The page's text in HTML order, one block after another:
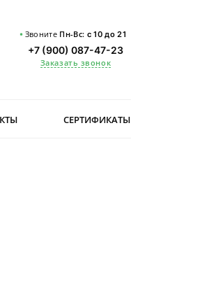
Звоните Пн-Вс: с 10 до 21
+7 (900) 087-47-23
Заказать звонок
СЕРТИФИКАТЫ